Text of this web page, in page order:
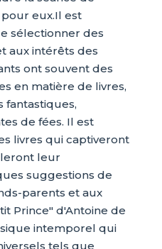
eux.Il est
sélectionner des
aux intérêts des
ont souvent des
en matière de livres,
fantastiques,
de fées. Il est
livres qui captiveront
leur
suggestions de
parents et aux
Prince" d'Antoine de
intemporel qui
tels que